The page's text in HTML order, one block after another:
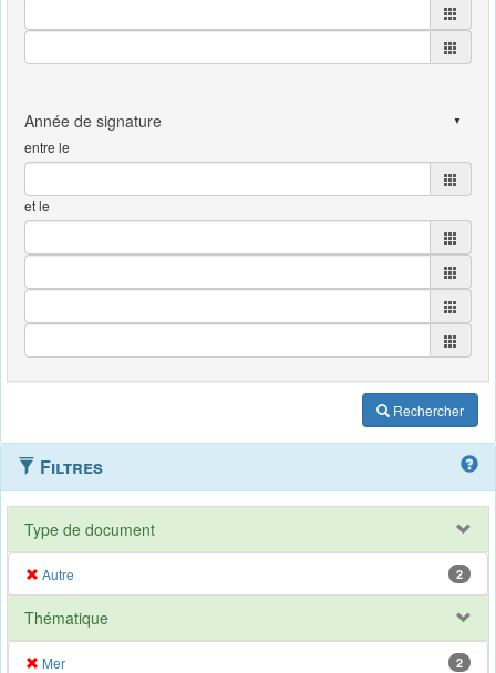
entre le
et le
Rechercher
Filtres
Type de document
Autre 2
Thématique
Mer 2